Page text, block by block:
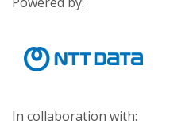
In collaboration with: